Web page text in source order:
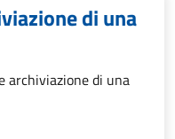
di una
archiviazione di una